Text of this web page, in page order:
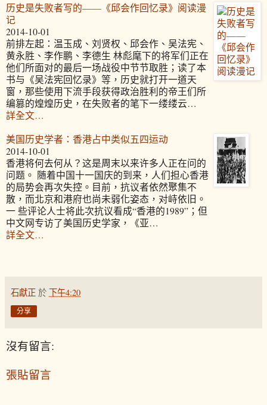
历史是失败者写的——《邱会作回忆录》阅读漫
记
2014-10-01
前排左起：温玉成、刘贤权、邱会作、吴法宪、
黄永胜、李作鹏、李德生 林彪麾下的将军们正在
他们所面对的最后一场战役中节节取胜；读了本
书与《吴法宪回忆录》等，历史就打开一道天
窗，那些使用下流手段获得政治胜利的帝王们所
编篡的煌煌历史，在失败者的笔下一缕缕云…
詳全文…
美国历史学者：香港占中类似五四运动
2014-10-01
香港将何去何从？这是周末以来许多人正在问的
问题。 随着中国十一国庆的到来，人们担心香港
的局势会再次失控。目前，抗议者依然聚集不
散，而北京和港府也尚未弱化姿态，对峙依旧。
一 些评论人士将此次抗议看成“香港的1989”；但
中文网专访了美国历史学家，《亚…
詳全文…
石獻正 於 下午4:20
分享
沒有留言:
張貼留言